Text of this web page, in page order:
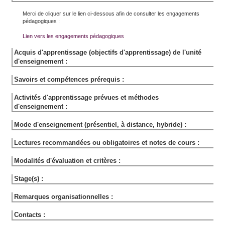
Merci de cliquer sur le lien ci-dessous afin de consulter les engagements
pédagogiques :
Lien vers les engagements pédagogiques
Acquis d'apprentissage (objectifs d'apprentissage) de l'unité
d'enseignement :
Savoirs et compétences prérequis :
Activités d'apprentissage prévues et méthodes
d'enseignement :
Mode d'enseignement (présentiel, à distance, hybride) :
Lectures recommandées ou obligatoires et notes de cours :
Modalités d'évaluation et critères :
Stage(s) :
Remarques organisationnelles :
Contacts :